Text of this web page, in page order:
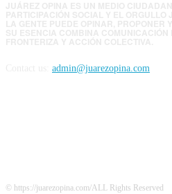
admin@juarezopina.com
© https://juarezopina.com/ALL Rights Reserved